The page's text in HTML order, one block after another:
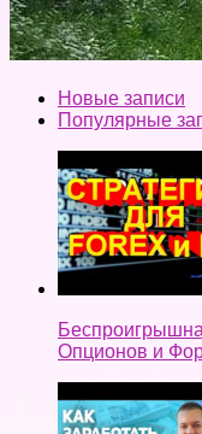
Новые записи
Популярные
Опционов и